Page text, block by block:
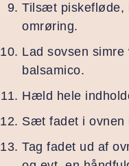
Tilsæt piskefløde,
omrøring.
Lad sovsen
balsamico.
Hæld hele
Sæt fadet i ovnen
Tag fadet ud af